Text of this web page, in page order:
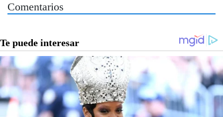
Comentarios